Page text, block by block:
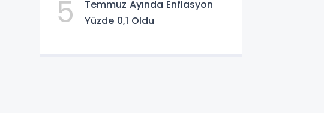
5
Temmuz Ayında Enflasyon
Yüzde 0,1 Oldu